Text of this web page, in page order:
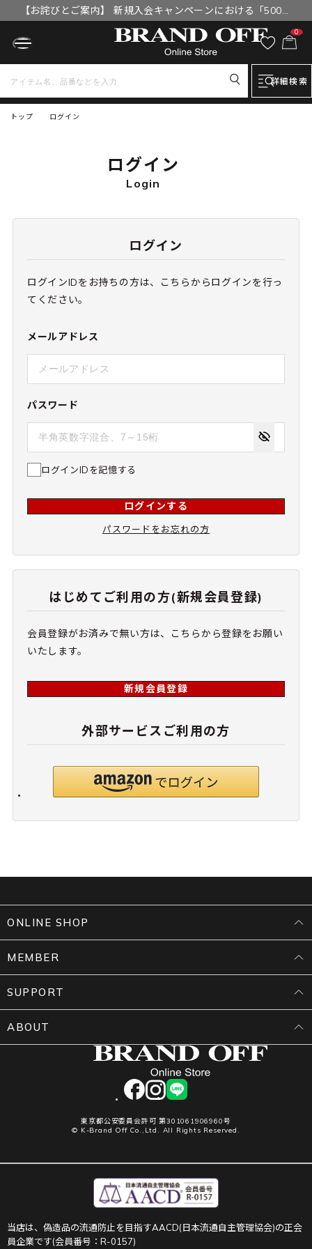
【お詫びとご案内】 新規入会キャンペーンにおける「500円
OFFクーポン」付与漏れと補填について
0
詳細検索
トップ ログイン
ログイン
Login
ログイン
ログインIDをお持ちの方は、こちらからログインを行っ
てください。
メールアドレス
パスワード
ログインIDを記憶する
ログインする
パスワードをお忘れの方
はじめてご利用の方(新規会員登録)
会員登録がお済みで無い方は、こちらから登録をお願い
いたします。
新規会員登録
外部サービスご利用の方
facebookinstagram
LINE
東京都公安委員会許可 第301061906960号
© K-Brand Off Co.,Ltd. All Rights Reserved.
ONLINE SHOP
MEMBER
SUPPORT
ABOUT
当店は、偽造品の流通防止を目指すAACD(日本流通自主管理協会)の正会
員企業です(会員番号：R-0157)